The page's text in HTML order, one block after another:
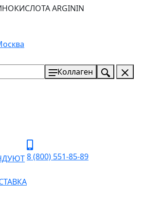
ARGININ
Коллаген
8 (800) 551-85-89